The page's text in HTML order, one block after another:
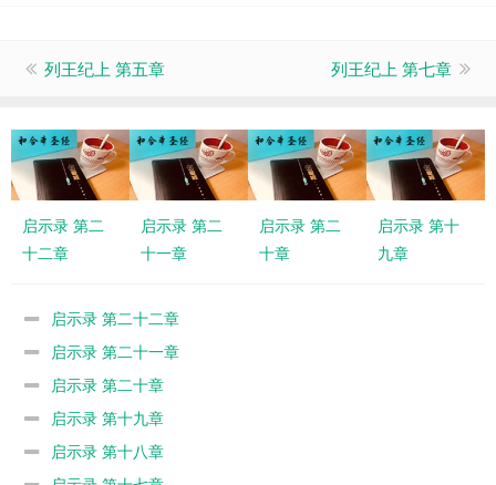
列王纪上 第五章 列王纪上 第七章
启示录 第二
十二章
启示录 第二
十一章
启示录 第二
十章
启示录 第十
九章
启示录 第二十二章
启示录 第二十一章
启示录 第二十章
启示录 第十九章
启示录 第十八章